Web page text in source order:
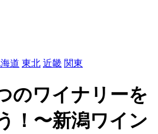
道 東北 近畿 関東
のワイナリーを
！〜新潟ワイン